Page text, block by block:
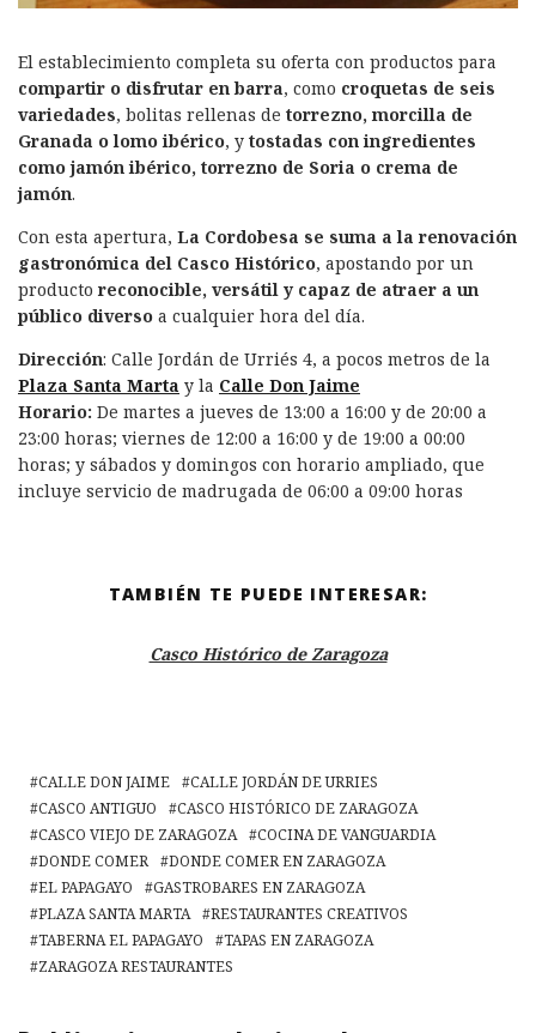
El establecimiento completa su oferta con productos para
compartir o disfrutar en barra, como croquetas de seis
variedades, bolitas rellenas de torrezno, morcilla de
Granada o lomo ibérico, y tostadas con ingredientes
como jamón ibérico, torrezno de Soria o crema de
jamón.
Con esta apertura, La Cordobesa se suma a la renovación
gastronómica del Casco Histórico, apostando por un
producto reconocible, versátil y capaz de atraer a un
público diverso a cualquier hora del día.
Dirección: Calle Jordán de Urriés 4, a pocos metros de la
Plaza Santa Marta y la Calle Don Jaime
Horario: De martes a jueves de 13:00 a 16:00 y de 20:00 a
23:00 horas; viernes de 12:00 a 16:00 y de 19:00 a 00:00
horas; y sábados y domingos con horario ampliado, que
incluye servicio de madrugada de 06:00 a 09:00 horas
TAMBIÉN TE PUEDE INTERESAR:
Casco Histórico de Zaragoza
CALLE DON JAIME
CALLE JORDÁN DE URRIES
CASCO ANTIGUO
CASCO HISTÓRICO DE ZARAGOZA
CASCO VIEJO DE ZARAGOZA
COCINA DE VANGUARDIA
DONDE COMER
DONDE COMER EN ZARAGOZA
EL PAPAGAYO
GASTROBARES EN ZARAGOZA
PLAZA SANTA MARTA
RESTAURANTES CREATIVOS
TABERNA EL PAPAGAYO
TAPAS EN ZARAGOZA
ZARAGOZA RESTAURANTES